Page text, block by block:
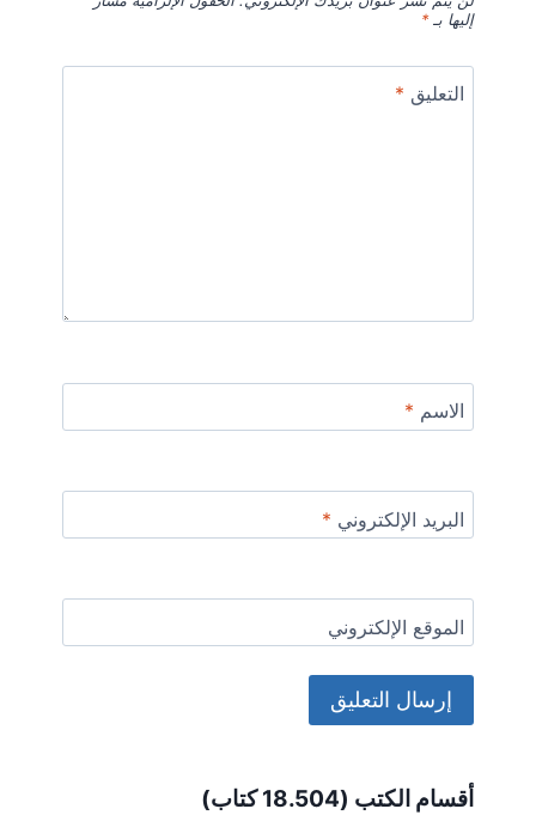
إليها بـ*
التعليق *
الاسم *
البريد الإلكتروني *
الموقع الإلكتروني
أقسام الكتب (18.504 كتاب)